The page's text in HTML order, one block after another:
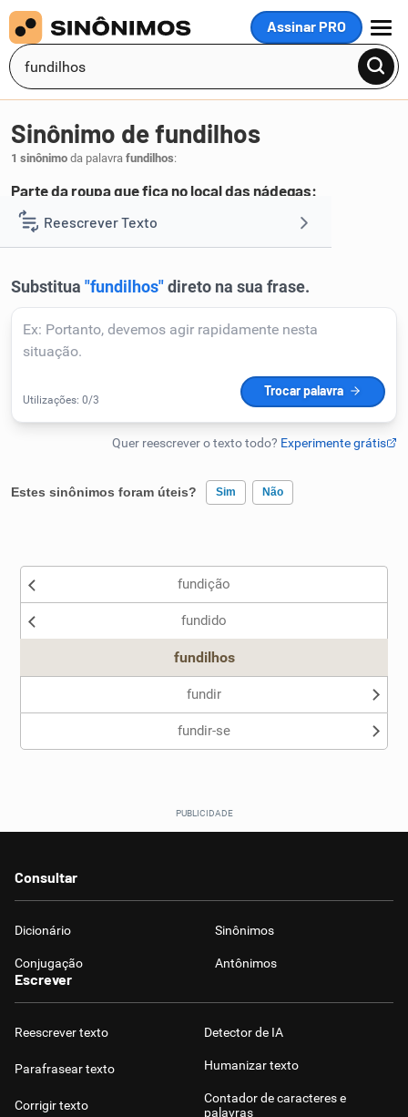
Assinar PRO
MENU
Reescrever Texto
Corrigir Texto
Humanizador de IA
Sinônimo de fundilhos
1 sinônimo da palavra fundilhos:
Parte da roupa que fica no local das nádegas:
1 assento.
Estes sinônimos foram úteis? Sim Não
Nenhum dos sinônimos apresentados me ajudou
fundição
fundido
fundilhos
fundir
fundir-se
Consultar
Dicionário Sinônimos
Conjugação Antônimos
Escrever
Reescrever texto
Parafrasear texto
Corrigir texto
Detector de IA
Humanizar texto
Contador de caracteres e
palavras